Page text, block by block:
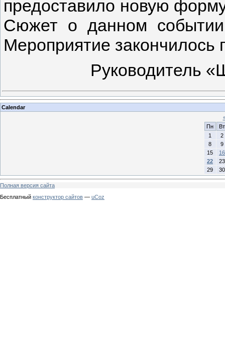
предоставило новую
Сюжет о данном
Мероприятие
Руководитель
Calendar
Пн
Вт
1
2
8
9
15
16
22
23
29
30
Полная версия сайта
Бесплатный конструктор сайтов — uCoz